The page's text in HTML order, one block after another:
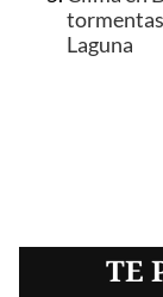
tormentas
Laguna
TE